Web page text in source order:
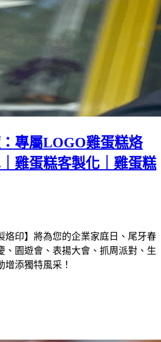
專屬LOGO雞蛋糕烙
雞蛋糕客製化｜雞蛋糕
烙印】將為您的企業家庭日、尾牙春
、園遊會、表揚大會、抓周派對、生
增添獨特風采！